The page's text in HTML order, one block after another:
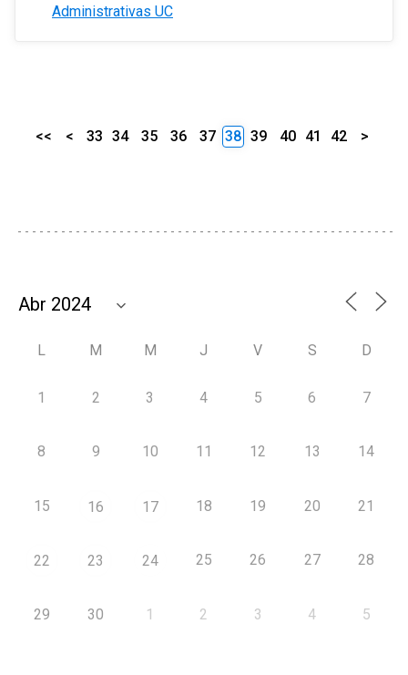
Administrativas UC
<< < 33 34 35 36 37 38 39 40 41 42 >
L M M J V S D
1 2 3 4 5 6 7
8 9 10 11 12 13 14
15 16 17 18 19 20 21
22 23 24 25 26 27 28
29 30 1 2 3 4 5